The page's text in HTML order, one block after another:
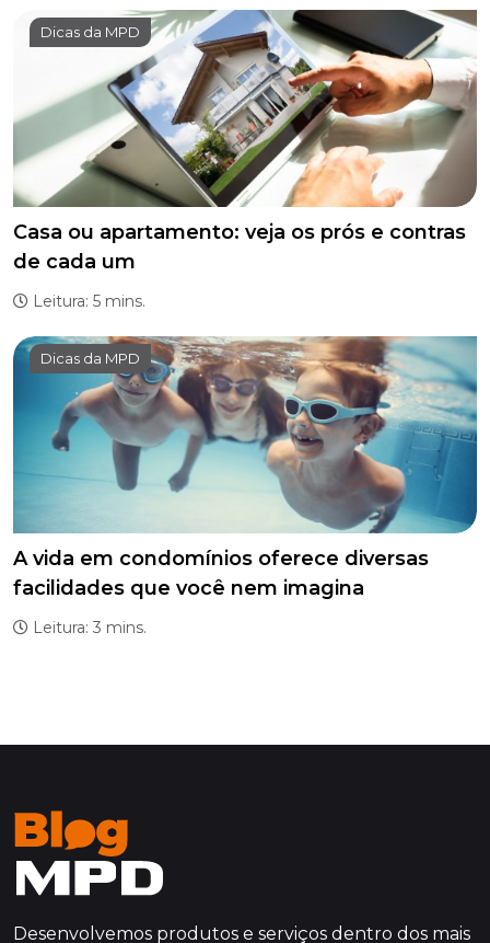
Dicas da MPD
Casa ou apartamento: veja os prós e contras
de cada um
Leitura: 5 mins.
Dicas da MPD
A vida em condomínios oferece diversas
facilidades que você nem imagina
Leitura: 3 mins.
Desenvolvemos produtos e serviços dentro dos mais